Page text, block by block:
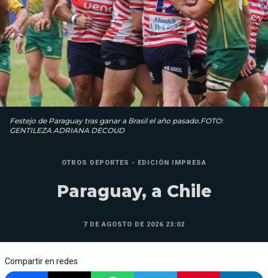
Festejo de Paraguay tras ganar a Brasil el año pasado.FOTO:
GENTILEZA ADRIANA DECOUD
OTROS DEPORTES - EDICIÓN IMPRESA
Paraguay, a Chile
7 DE AGOSTO DE 2026 23:02
Compartir en redes